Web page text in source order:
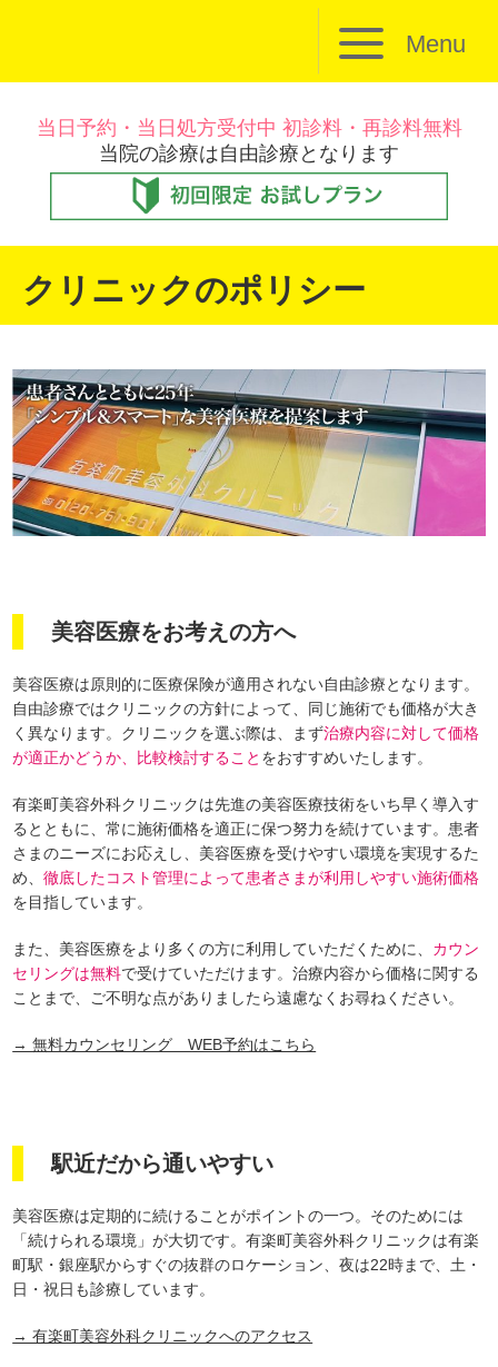
Menu
当日予約・当日処方受付中 初診料・再診料無料
当院の診療は自由診療となります
クリニックのポリシー
美容医療をお考えの方へ
美容医療は原則的に医療保険が適用されない自由診療となります。
自由診療ではクリニックの方針によって、同じ施術でも価格が大き
く異なります。クリニックを選ぶ際は、まず治療内容に対して価格
が適正かどうか、比較検討すること をおすすめいたします。
有楽町美容外科クリニックは先進の美容医療技術をいち早く導入す
るとともに、常に施術価格を適正に保つ努力を続けています。患者
さまのニーズにお応えし、美容医療を受けやすい環境を実現するた
め、徹底したコスト管理によって患者さまが利用しやすい施術価格
を目指しています。
また、美容医療をより多くの方に利用していただくために、 カウン
セリングは無料で受けていただけます。治療内容から価格に関する
ことまで、ご不明な点がありましたら遠慮なくお尋ねください。
→ 無料カウンセリング WEB予約はこちら
駅近だから通いやすい
美容医療は定期的に続けることがポイントの一つ。そのためには
「続けられる環境」が大切です。有楽町美容外科クリニックは有楽
町駅・銀座駅からすぐの抜群のロケーション、夜は22時まで、土・
日・祝日も診療しています。
→ 有楽町美容外科クリニックへのアクセス